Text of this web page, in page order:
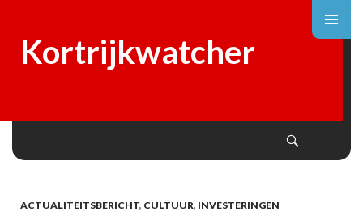
Kortrijkwatcher
ACTUALITEITSBERICHT, CULTUUR, INVESTERINGEN